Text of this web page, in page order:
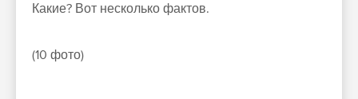
Какие? Вот несколько фактов.
(10 фото)